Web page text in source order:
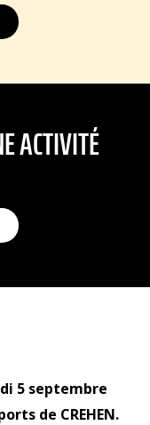
ACTIVITÉ
5 septembre
de CREHEN.